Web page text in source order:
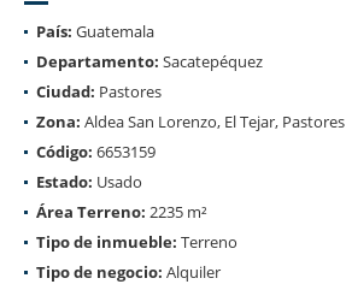
País: Guatemala
Departamento: Sacatepéquez
Ciudad: Pastores
Zona: Aldea San Lorenzo, El Tejar, Pastores
Código: 6653159
Estado: Usado
Área Terreno: 2235 m²
Tipo de inmueble: Terreno
Tipo de negocio: Alquiler